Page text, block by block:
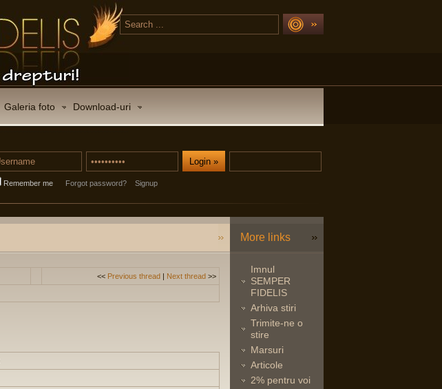
Galeria foto Download-uri
Remember me Forgot password? Signup
<< Previous thread | Next thread >>
More links
Imnul
SEMPER
FIDELIS
Arhiva stiri
Trimite-ne o
stire
Marsuri
Articole
2% pentru voi